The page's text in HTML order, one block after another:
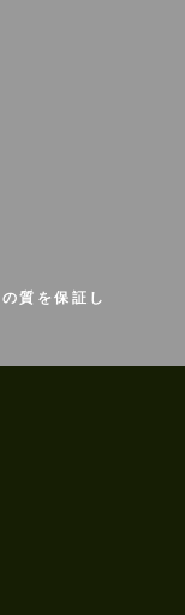
質を保証し